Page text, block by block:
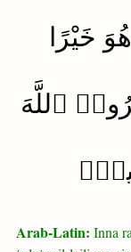
خَيْرًا
ٱللَّهَ
Arab-Latin: Inna